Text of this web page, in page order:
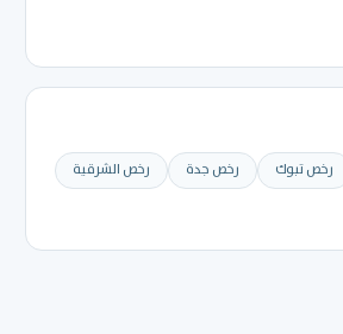
رخص تبوك رخص جدة
رخص الشرقية